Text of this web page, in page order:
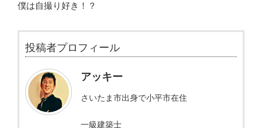
僕は自撮り好き！？
投稿者プロフィール
アッキー
さいたま市出身で小平市在住
一級建築士